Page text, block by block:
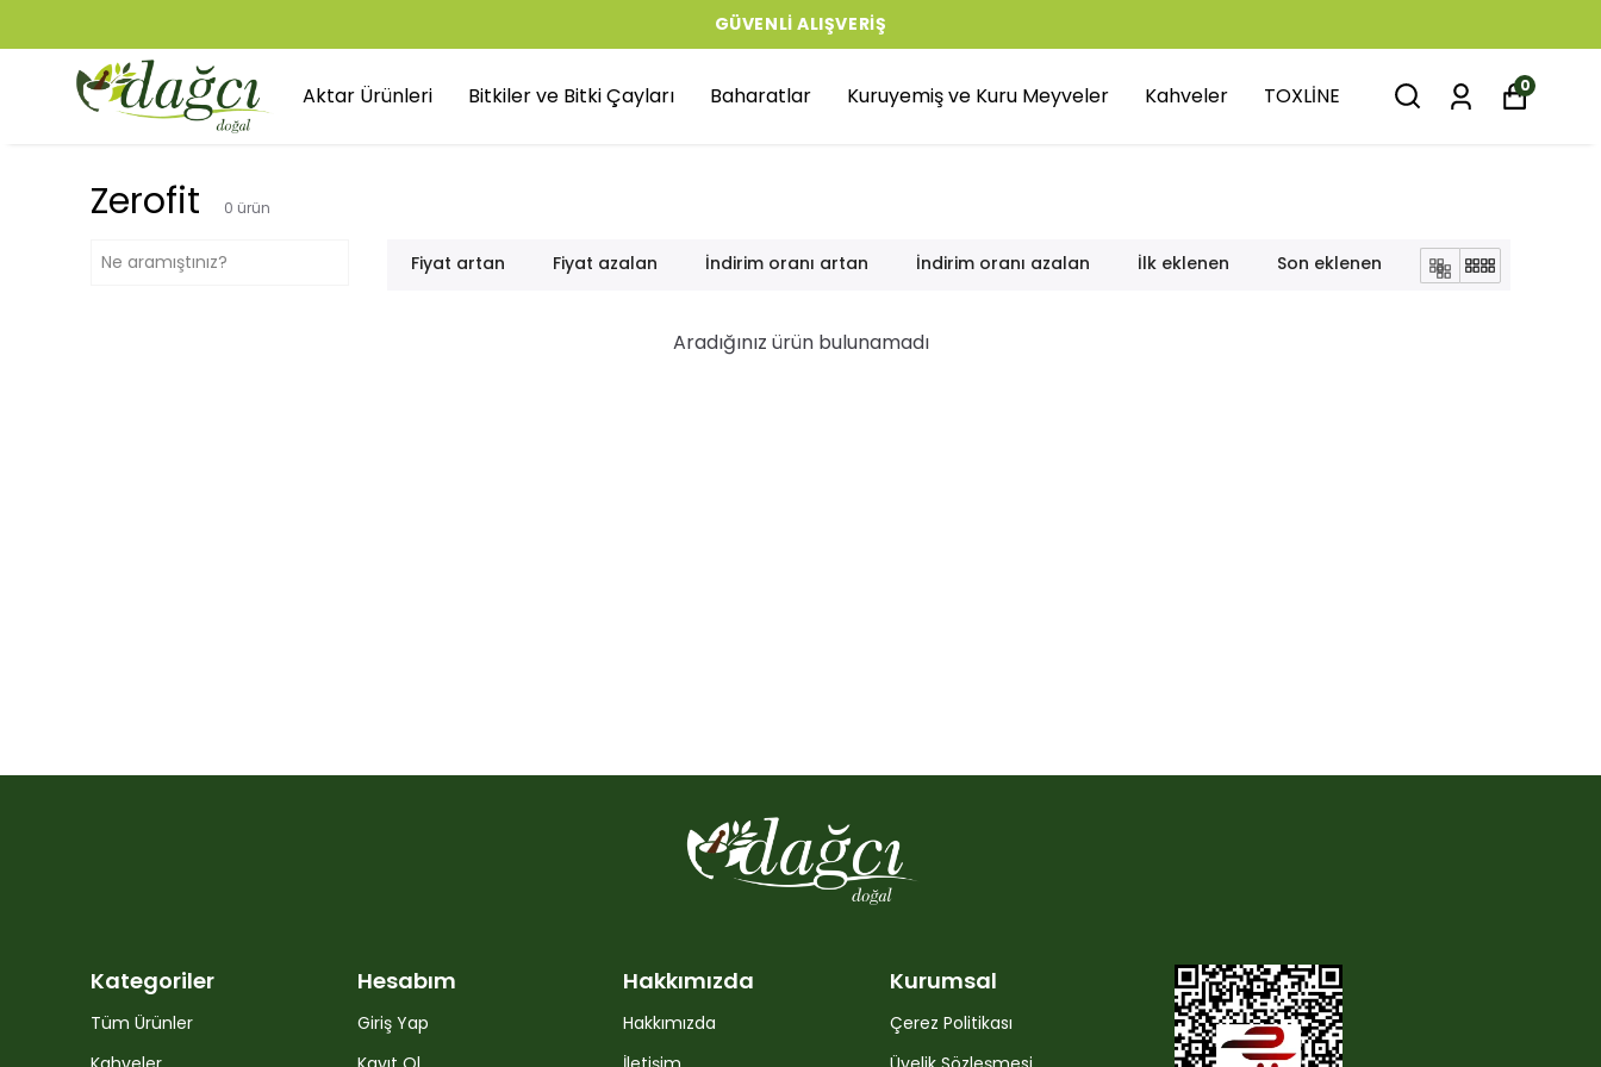
GÜVENLI ALIŞVERIŞ
Aktar Ürünleri Bitkiler ve Bitki Çayları Baharatlar Kuruyemiş ve Kuru Meyveler Kahveler TOXLİNE 0
Zerofit 0 ürün
Fiyat artan Fiyat azalan İndirim oranı artan İndirim oranı azalan İlk eklenen Son eklenen
Aradığınız ürün bulunamadı
Kategoriler
Tüm Ürünler
Hesabım
Giriş Yap
Hakkımızda
Hakkımızda
Kurumsal
Çerez Politikası